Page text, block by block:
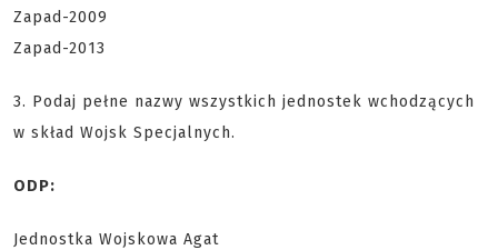
Zapad-2009
Zapad-2013
3. Podaj pełne nazwy wszystkich jednostek wchodzących
w skład Wojsk Specjalnych.
ODP:
Jednostka Wojskowa Agat